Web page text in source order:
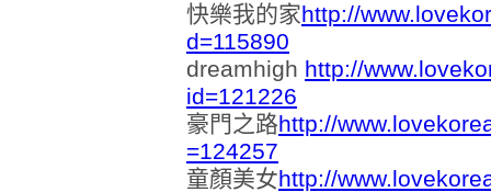
快樂我的家http://
d=115890
dreamhigh http://
id=121226
豪門之路http://
=124257
童顏美女http://